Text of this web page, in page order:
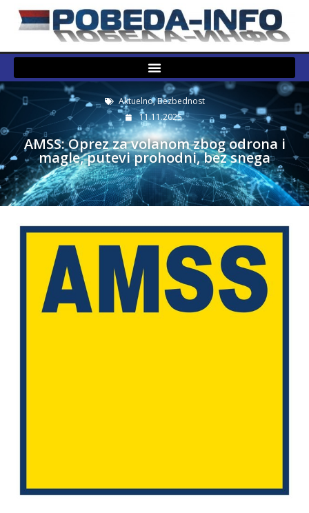
Aktuelno,Bezbednost
11.11.2025.
AMSS: Oprez za volanom zbog odrona i
magle, putevi prohodni, bez snega